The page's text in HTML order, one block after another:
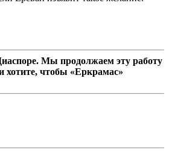
Мы продолжаем эту работу
хотите, чтобы «Еркрамас»